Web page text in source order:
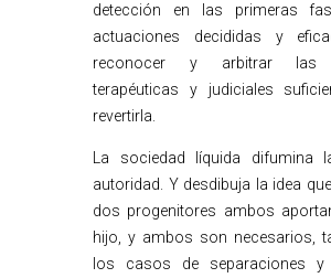
detección en las primeras
actuaciones decididas y
reconocer y arbitrar las
terapéuticas y judiciales
revertirla.
La sociedad líquida difumina
autoridad. Y desdibuja la idea
dos progenitores ambos
hijo, y ambos son necesarios,
los casos de separaciones y